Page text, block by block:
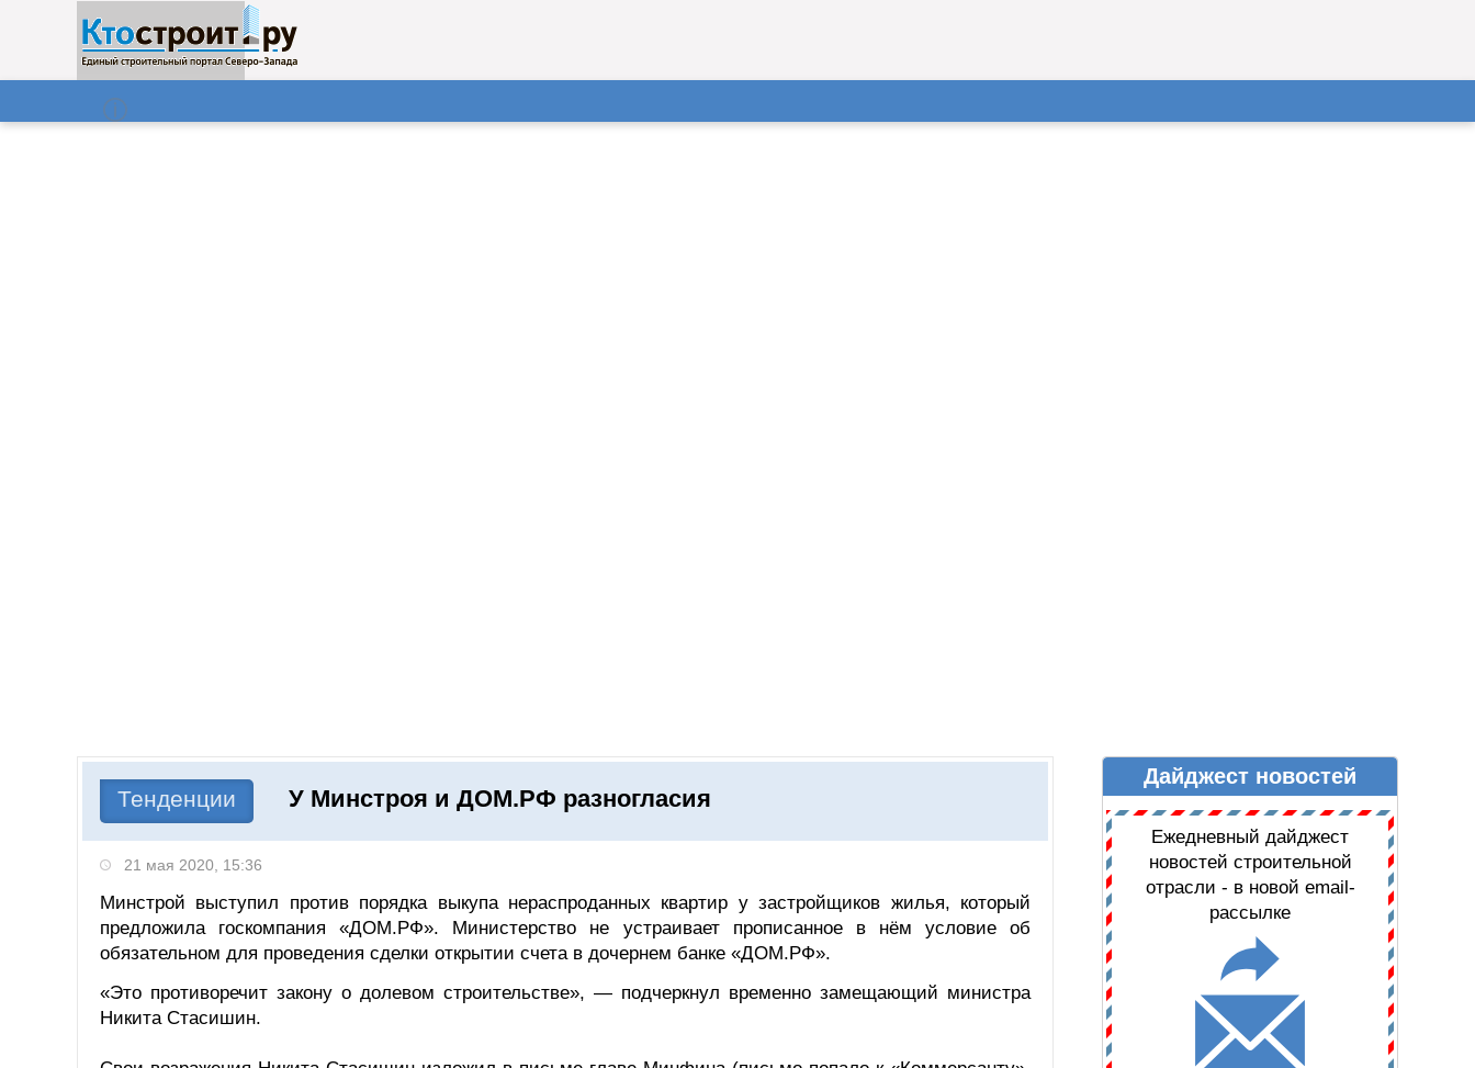
Поиск
НОВОСТИ СТАТЬИ ДАЙДЖЕСТ НОВОСТЕЙ
Тенденции У Минстроя и ДОМ.РФ разногласия
21 мая 2020, 15:36
Минстрой выступил против порядка выкупа нераспроданных квартир у застройщиков жилья, который
предложила госкомпания «ДОМ.РФ». Министерство не устраивает прописанное в нём условие об
обязательном для проведения сделки открытии счета в дочернем банке «ДОМ.РФ».
«Это противоречит закону о долевом строительстве», — подчеркнул временно замещающий министра
Никита Стасишин.
Дайджест новостей
Ежедневный дайджест
новостей строительной
отрасли - в новой email-
рассылке